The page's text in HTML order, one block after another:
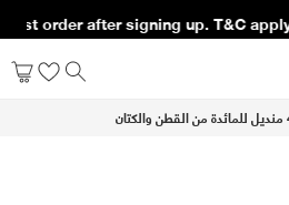
order after signing up. T&C apply*